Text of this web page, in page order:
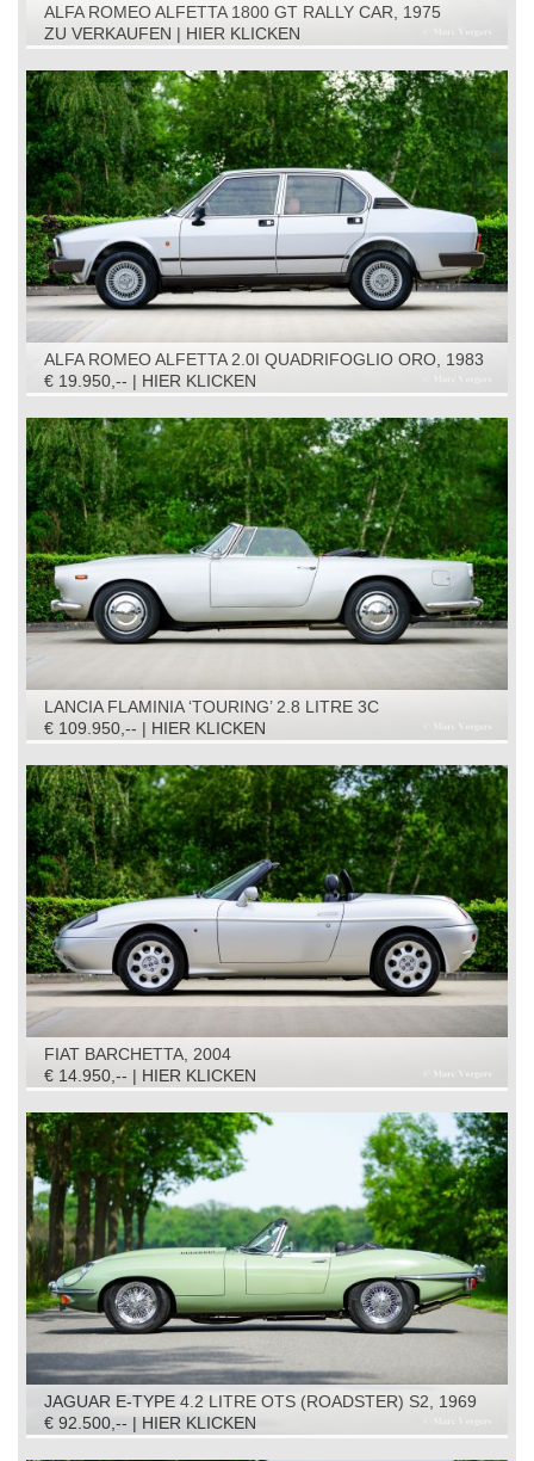
ALFA ROMEO ALFETTA 1800 GT RALLY CAR, 1975
ZU VERKAUFEN | HIER KLICKEN
ALFA ROMEO ALFETTA 2.0I QUADRIFOGLIO ORO, 1983
€ 19.950,-- | HIER KLICKEN
LANCIA FLAMINIA ‘TOURING’ 2.8 LITRE 3C
CONVERTIBLE, 1966
€ 109.950,-- | HIER KLICKEN
FIAT BARCHETTA, 2004
€ 14.950,-- | HIER KLICKEN
JAGUAR E-TYPE 4.2 LITRE OTS (ROADSTER) S2, 1969
€ 92.500,-- | HIER KLICKEN